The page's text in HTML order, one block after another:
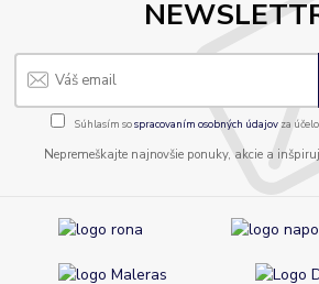
Súhlasím sospracovaním osobných údajov za
Nepremeškajte najnovšie ponuky, akcie a